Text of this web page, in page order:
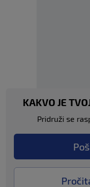
KAKVO JE
Pridruži se